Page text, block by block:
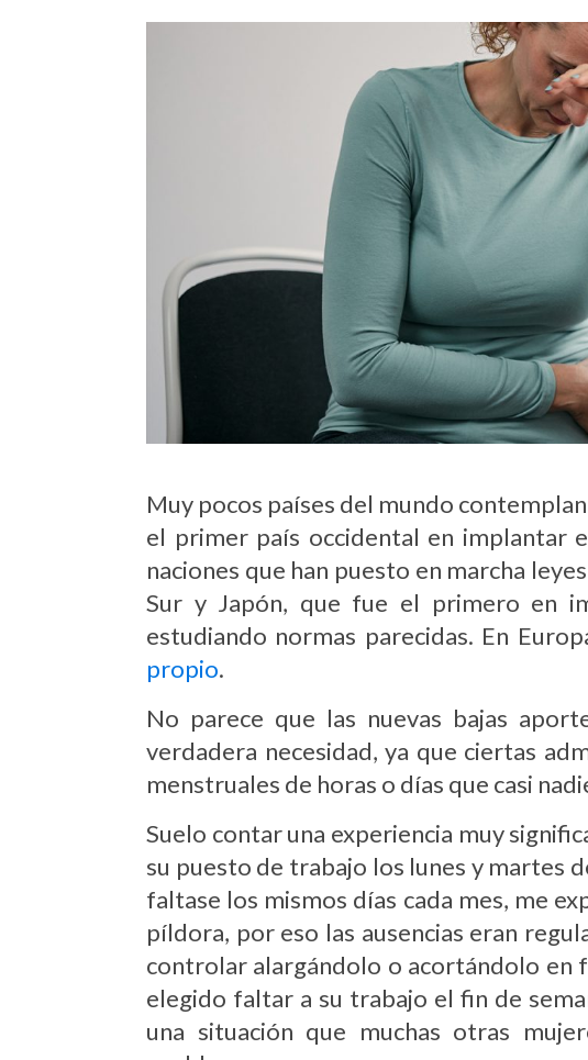
Muy pocos países del mundo
el primer país occidental en implantar
naciones que han puesto en marcha
Sur y Japón, que fue el primero en
estudiando normas parecidas. En
propio.
No parece que las nuevas bajas
verdadera necesidad, ya que ciertas
menstruales de horas o días que casi
Suelo contar una experiencia muy
su puesto de trabajo los lunes y martes
faltase los mismos días cada mes, me
píldora, por eso las ausencias eran
controlar alargándolo o acortándolo en
elegido faltar a su trabajo el fin de
una situación que muchas otras